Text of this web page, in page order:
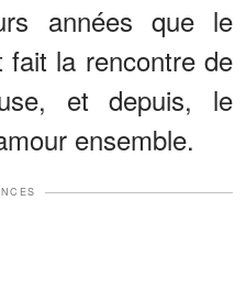
années que le
fait la rencontre de
et depuis, le
ensemble.